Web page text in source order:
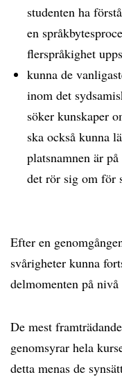
studenten ha
en
flerspråkighet
kunna de
inom det
söker kunskaper
ska också kunna
platsnamnen är
det rör sig om för
Efter en
svårigheter kunna
delmomenten på
De mest
genomsyrar hela
detta menas de